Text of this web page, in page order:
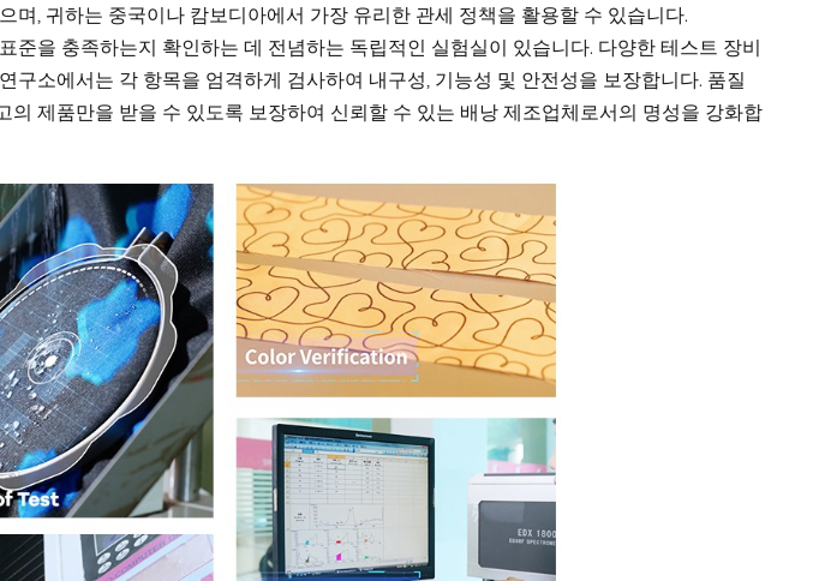
며, 귀하는 중국이나 캄보디아에서 가장 유리한 관세 정책을 활용할 수 있습니다.
준을 충족하는지 확인하는 데 전념하는 독립적인 실험실이 있습니다. 다양한 테스트 장비
구소에서는 각 항목을 엄격하게 검사하여 내구성, 기능성 및 안전성을 보장합니다. 품질
의 제품만을 받을 수 있도록 보장하여 신뢰할 수 있는 배낭 제조업체로서의 명성을 강화합